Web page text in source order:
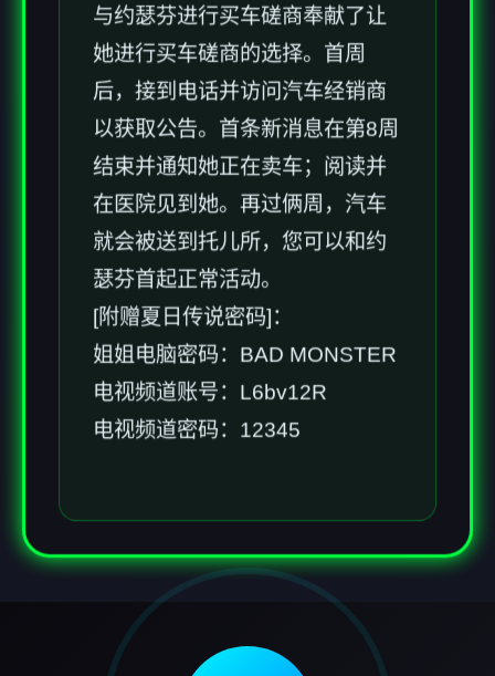
与约瑟芬进行买车磋商奉献了让
她进行买车磋商的选择。首周
后，接到电话并访问汽车经销商
以获取公告。首条新消息在第8周
结束并通知她正在卖车；阅读并
在医院见到她。再过俩周，汽车
就会被送到托儿所，您可以和约
瑟芬首起正常活动。
[附赠夏日传说密码]：
姐姐电脑密码：BAD MONSTER
电视频道账号：L6bv12R
电视频道密码：12345